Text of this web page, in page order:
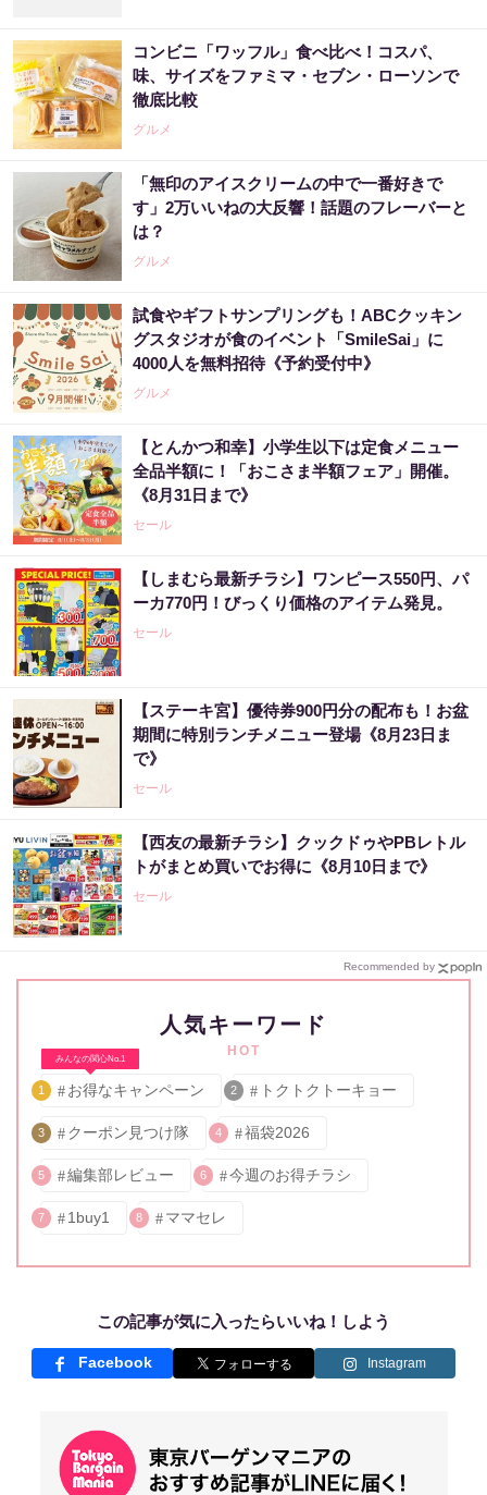
コンビニ「ワッフル」食べ比べ！コスパ、
味、サイズをファミマ・セブン・ローソンで
徹底比較
グルメ
「無印のアイスクリームの中で一番好きで
す」2万いいねの大反響！話題のフレーバーと
は？
グルメ
試食やギフトサンプリングも！ABCクッキン
グスタジオが食のイベント「SmileSai」に
4000人を無料招待《予約受付中》
グルメ
【とんかつ和幸】小学生以下は定食メニュー
全品半額に！「おこさま半額フェア」開催。
《8月31日まで》
セール
【しまむら最新チラシ】ワンピース550円、パ
ーカ770円！びっくり価格のアイテム発見。
セール
【ステーキ宮】優待券900円分の配布も！お盆
期間に特別ランチメニュー登場《8月23日ま
で》
セール
【西友の最新チラシ】クックドゥやPBレトル
トがまとめ買いでお得に《8月10日まで》
セール
Recommended by
人気キーワード
HOT
みんなの関心No.1
1 お得なキャンペーン 2 トクトクトーキョー
3 クーポン見つけ隊 4 福袋2026
5 編集部レビュー 6 今週のお得チラシ
7 1buy1 8 ママセレ
この記事が気に入ったらいいね！しよう
Facebook Instagram